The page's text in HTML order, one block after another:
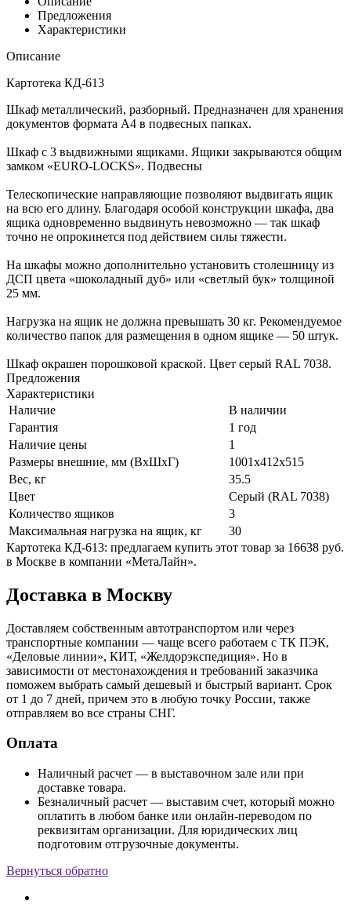
Предложения
Характеристики
Описание
Картотека КД-613
Шкаф металлический, разборный. Предназначен для хранения
документов формата А4 в подвесных папках.
Шкаф с 3 выдвижными ящиками. Ящики закрываются общим
замком «EURO-LOCKS». Подвесны
Телескопические направляющие позволяют выдвигать ящик
на всю его длину. Благодаря особой конструкции шкафа, два
ящика одновременно выдвинуть невозможно — так шкаф
точно не опрокинется под действием силы тяжести.
На шкафы можно дополнительно установить столешницу из
ДСП цвета «шоколадный дуб» или «светлый бук» толщиной
25 мм.
Нагрузка на ящик не должна превышать 30 кг. Рекомендуемое
количество папок для размещения в одном ящике — 50 штук.
Шкаф окрашен порошковой краской. Цвет серый RAL 7038.
Предложения
Характеристики
Наличие
В наличии
Гарантия
1 год
Наличие цены
1
Размеры внешние, мм (ВхШхГ)
1001x412x515
Вес, кг
35.5
Цвет
Серый (RAL 7038)
Количество ящиков
3
Максимальная нагрузка на ящик, кг
30
Картотека КД-613: предлагаем купить этот товар за 16638 руб.
в Москве в компании «МетаЛайн».
Доставка в Москву
Доставляем собственным автотранспортом или через
транспортные компании — чаще всего работаем с ТК ПЭК,
«Деловые линии», КИТ, «Желдорэкспедиция». Но в
зависимости от местонахождения и требований заказчика
поможем выбрать самый дешевый и быстрый вариант. Срок
от 1 до 7 дней, причем это в любую точку России, также
отправляем во все страны СНГ.
Оплата
Наличный расчет — в выставочном зале или при
доставке товара.
Безналичный расчет — выставим счет, который можно
оплатить в любом банке или онлайн-переводом по
реквизитам организации. Для юридических лиц
подготовим отгрузочные документы.
Вернуться обратно